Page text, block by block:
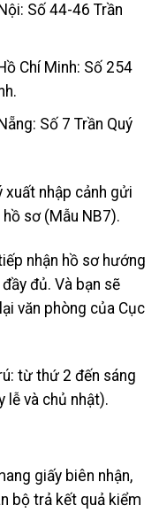
Số 44-46 Trần
Chí Minh: Số 254
Số 7 Trần Quý
xuất nhập cảnh gửi
sơ (Mẫu NB7).
nhận hồ sơ hướng
đủ. Và bạn sẽ
văn phòng của Cục
từ thứ 2 đến sáng
lễ và chủ nhật).
giấy biên nhận,
bộ trả kết quả kiểm